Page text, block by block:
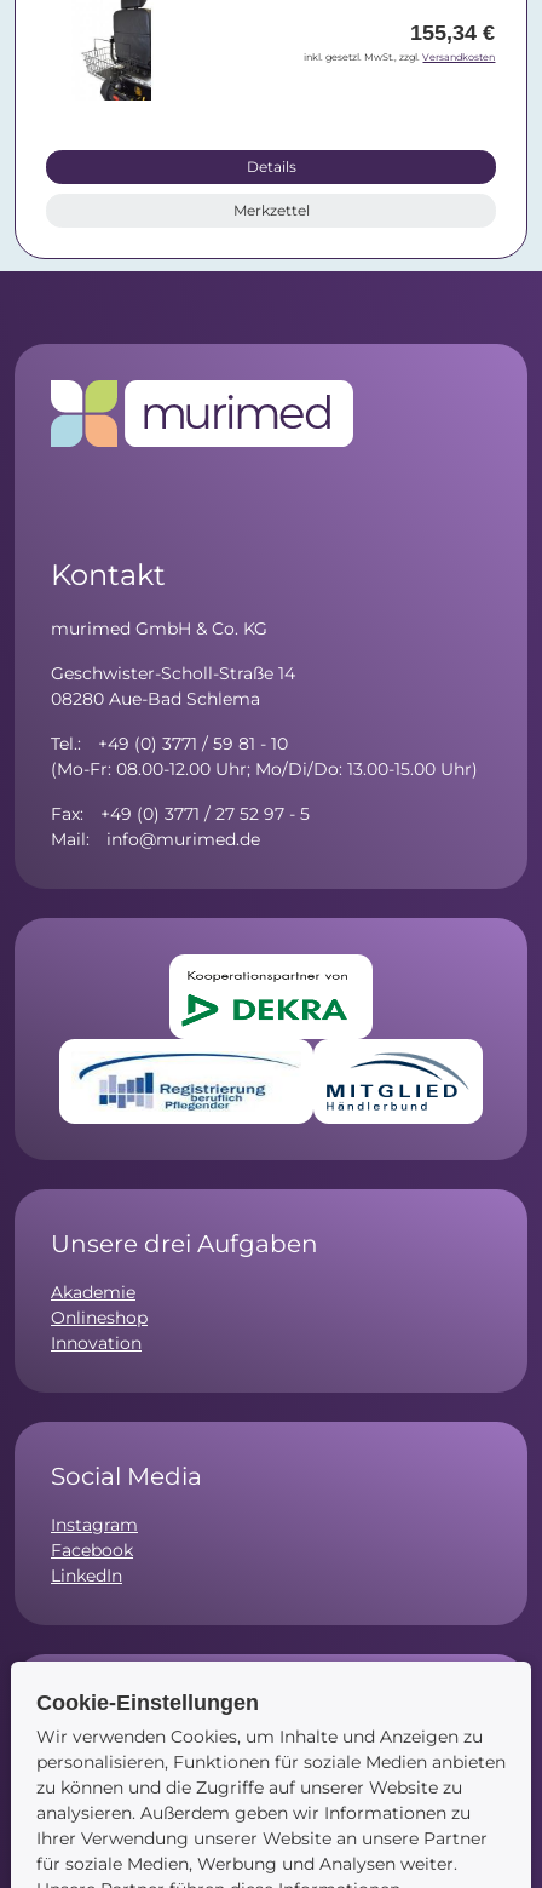
155,34 €
inkl. gesetzl. MwSt., zzgl.Versandkosten
Details
Merkzettel
Kontakt
murimed GmbH & Co. KG
Geschwister-Scholl-Straße 14
08280 Aue-Bad Schlema
Tel.: +49 (0) 3771 / 59 81 - 10
(Mo-Fr: 08.00-12.00 Uhr; Mo/Di/Do: 13.00-15.00 Uhr)
Fax: +49 (0) 3771 / 27 52 97 - 5
Mail: info@murimed.de
Unsere drei Aufgaben
Akademie
Onlineshop
Innovation
Social Media
Instagram
Facebook
LinkedIn
Navigation
Startseite
Blog
Kontakt
Cookie-Einstellungen
Wir verwenden Cookies, um Inhalte und Anzeigen zu
personalisieren, Funktionen für soziale Medien anbieten
zu können und die Zugriffe auf unserer Website zu
analysieren. Außerdem geben wir Informationen zu
Ihrer Verwendung unserer Website an unsere Partner
für soziale Medien, Werbung und Analysen weiter.